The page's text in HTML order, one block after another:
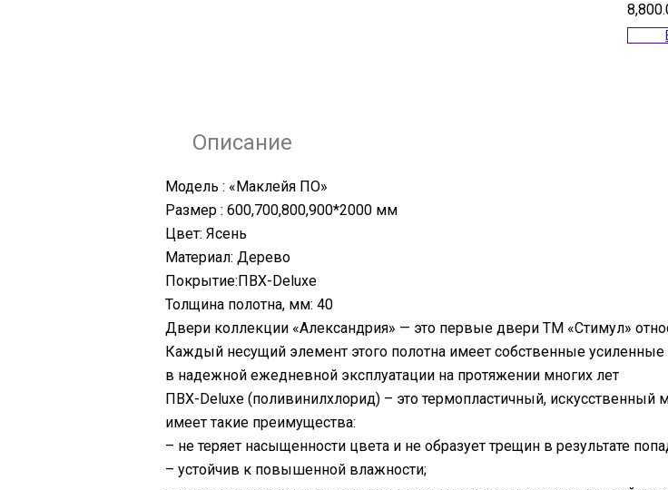
Описание
Модель : «Маклейя ПО»
Размер : 600,700,800,900*2000 мм
Цвет: Ясень
Материал: Дерево
Покрытие:ПВХ-Deluxe
Толщина полотна, мм: 40
Двери коллекции «Александрия» — это первые двери ТМ «Стимул»
Каждый несущий элемент этого полотна имеет собственные усиленные
в надежной ежедневной эксплуатации на протяжении многих лет
ПВХ-Deluxe (поливинилхлорид) – это термопластичный,
имеет такие преимущества:
– не теряет насыщенности цвета и не образует трещин в результате
– устойчив к повышенной влажности;